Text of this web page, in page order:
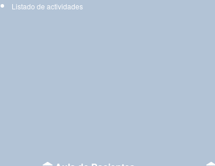
Listado de actividades